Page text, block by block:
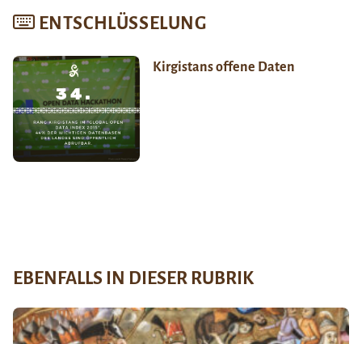
ENTSCHLÜSSELUNG
Kirgistans offene Daten
EBENFALLS IN DIESER RUBRIK